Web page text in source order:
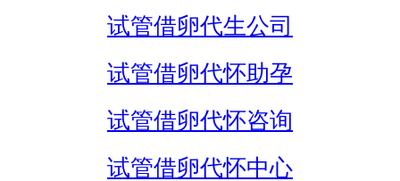
试管借卵代生公司
试管借卵代怀助孕
试管借卵代怀咨询
试管借卵代怀中心